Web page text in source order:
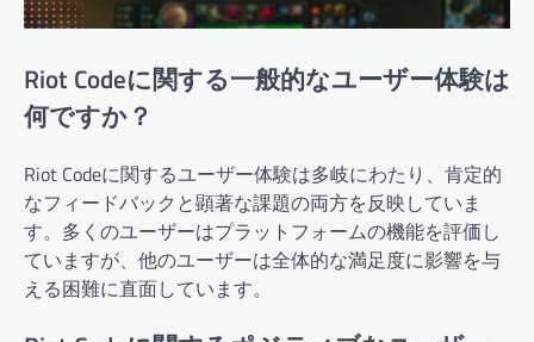
Riot Codeに関する一般的なユーザー体験は
何ですか？
Riot Codeに関するユーザー体験は多岐にわたり、肯定的
なフィードバックと顕著な課題の両方を反映していま
す。多くのユーザーはプラットフォームの機能を評価し
ていますが、他のユーザーは全体的な満足度に影響を与
える困難に直面しています。